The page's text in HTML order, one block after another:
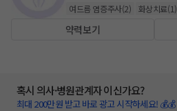
여드름 염증주사(2) 화상치료(1)
약력보기
혹시 의사·병원관계자 이신가요?
최대 200만원 받고 바로 광고 시작하세요! 💰💰